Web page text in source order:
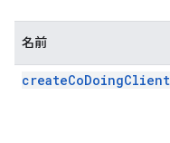
名前